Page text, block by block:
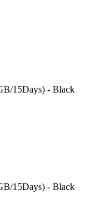
15Days) - Black
15Days) - Black